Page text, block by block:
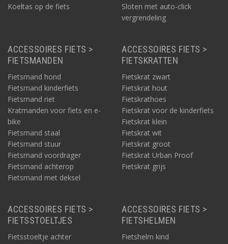
Koeltas op de fiets
Sloten met auto-click
vergrendeling
ACCESSOIRES FIETS >
FIETSMANDEN
Fietsmand hond
Fietsmand kinderfiets
Fietsmand riet
Kratmanden voor fiets en e-
bike
Fietsmand staal
Fietsmand stuur
Fietsmand voordrager
Fietsmand achterop
Fietsmand met deksel
ACCESSOIRES FIETS >
FIETSKRATTEN
Fietskrat zwart
Fietskrat hout
Fietskrathoes
Fietskrat voor de kinderfiets
Fietskrat klein
Fietskrat wit
Fietskrat groot
Fietskrat Urban Proof
Fietskrat grijs
ACCESSOIRES FIETS >
FIETSSTOELTJES
Fietsstoeltje achter
ACCESSOIRES FIETS >
FIETSHELMEN
Fietshelm kind